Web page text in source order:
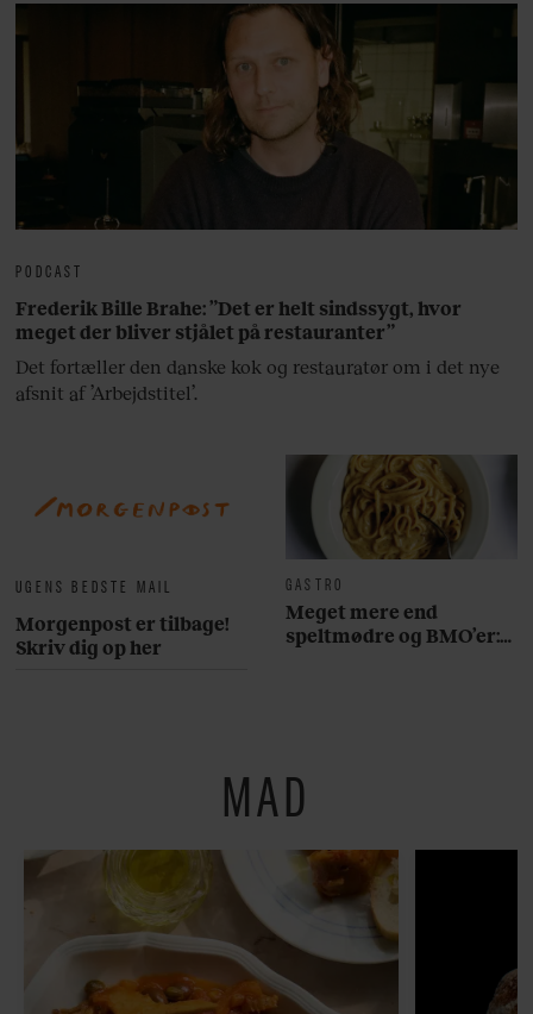
UGENS BEDSTE MAIL
Morgenpost er tilbage!
Skriv dig op her
GASTRO
Meget mere end
speltmødre og BMO’er:
PODCAST
Frederik Bille Brahe: ”Det er helt sindssygt, hvor
meget der bliver stjålet på restauranter”
Det fortæller den danske kok og restauratør om i det nye
afsnit af ’Arbejdstitel’.
MAD